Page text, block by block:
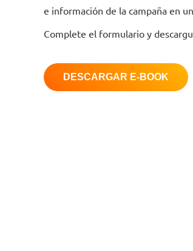
e información de la campaña en
Complete el formulario y
DESCARGAR E-BOOK